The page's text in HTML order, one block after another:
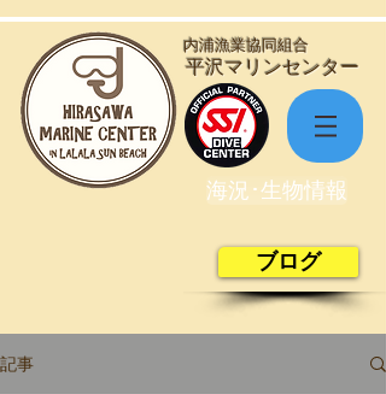
​平沢マリンセンター
​内浦漁業協同組合
海況･生物情報
ブログ
記事